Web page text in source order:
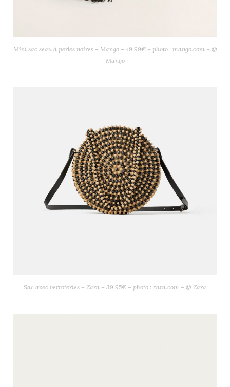
Mini sac seau à perles noires – Mango – 49,99€ – photo : mango.com – ©
Mango
Sac avec verroteries – Zara – 39,95€ – photo : zara.com – © Zara